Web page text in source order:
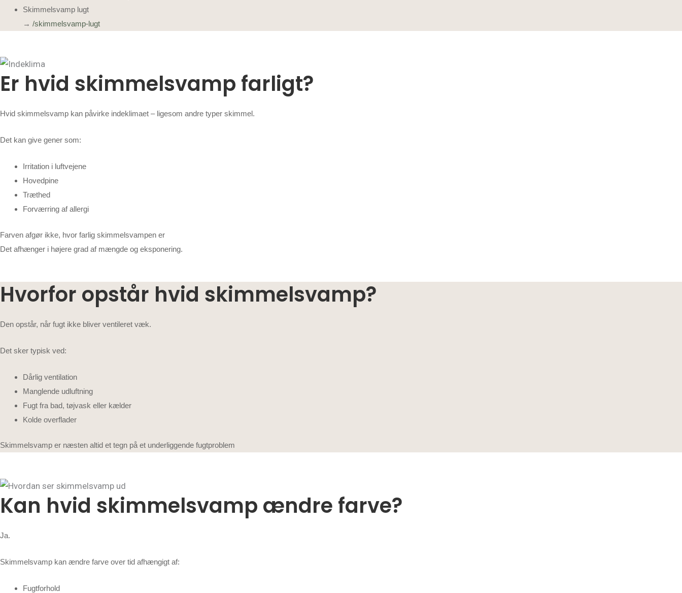
Skimmelsvamp lugt
→ /skimmelsvamp-lugt
Er hvid skimmelsvamp farligt?
Hvid skimmelsvamp kan påvirke indeklimaet – ligesom andre typer skimmel.
Det kan give gener som:
Irritation i luftvejene
Hovedpine
Træthed
Forværring af allergi
Farven afgør ikke, hvor farlig skimmelsvampen er
Det afhænger i højere grad af mængde og eksponering.
Hvorfor opstår hvid skimmelsvamp?
Den opstår, når fugt ikke bliver ventileret væk.
Det sker typisk ved:
Dårlig ventilation
Manglende udluftning
Fugt fra bad, tøjvask eller kælder
Kolde overflader
Skimmelsvamp er næsten altid et tegn på et underliggende fugtproblem
Kan hvid skimmelsvamp ændre farve?
Ja.
Skimmelsvamp kan ændre farve over tid afhængigt af:
Fugtforhold